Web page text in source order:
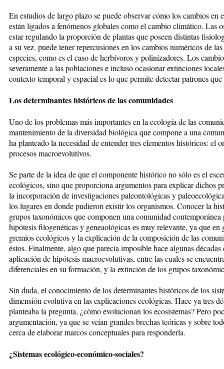
En estudios de largo plazo se puede observar cómo los cambios en
están ligados a fenómenos globales como el cambio climático. Las
estar regulando la proporción de plantas que poseen distintas
a su vez, puede tener repercusiones en los cambios numéricos de
especies, como es el caso de herbívoros y polinizadores. Los
severamente a las poblaciones e incluso ocasionar extinciones
contexto temporal y espacial es lo que permite detectar patrones
Los determinantes históricos de las comunidades
Uno de los problemas más importantes en la ecología de las
mantenimiento de la diversidad biológica que compone a una
ha planteado la necesidad de entender tres elementos históricos: el
procesos macroevolutivos.
Se parte de la idea de que el componente histórico no sólo es el
ecológicos, sino que proporciona argumentos para explicar dichos
la incorporación de investigaciones paleontológicas y
los lugares en donde pudieron existir los organismos. Conocer la
grupos taxonómicos que componen una comunidad
hipótesis filogenéticas y geneaológicas es muy relevante, ya que
gremios ecológicos y la explicación de la composición de las
éstos. Finalmente, algo que parecía imposible hace algunas
aplicación de hipótesis macroevolutivas, entre las cuales se
diferenciales en su formación, y la extinción de los grupos
Sin duda, el conocimiento de los determinantes históricos de los
dimensión evolutiva en las explicaciones ecológicas. Hace ya tres
planteaba la pregunta, ¿cómo evolucionan los ecosistemas? Pero
argumentación, ya que se veían grandes brechas teóricas y sobre
cerca de elaborar marcos conceptuales para responderla.
¿Sistemas ecológico-económico-sociales?